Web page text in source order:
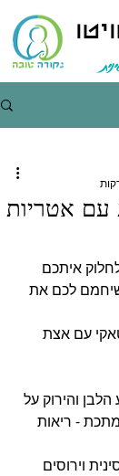
עם אטריות
איתכם
לכם את
עם אצת
והירוק על
- ריאות
וירוסים